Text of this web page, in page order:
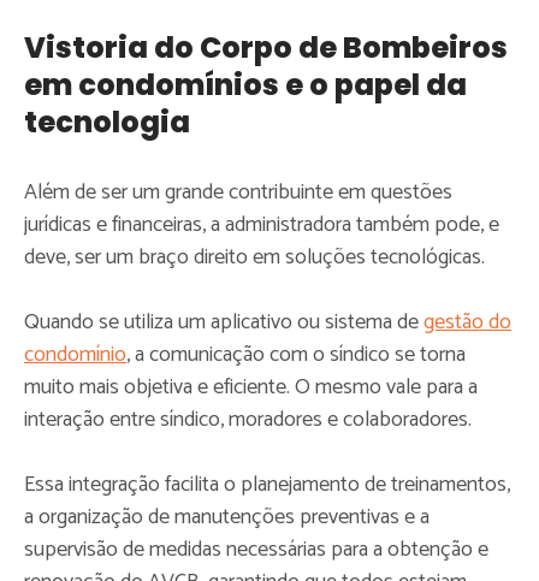
Vistoria do Corpo de Bombeiros
em condomínios e o papel da
tecnologia
Além de ser um grande contribuinte em questões
jurídicas e financeiras, a administradora também pode, e
deve, ser um braço direito em soluções tecnológicas.
Quando se utiliza um aplicativo ou sistema degestão do
condomínio, a comunicação com o síndico se torna
muito mais objetiva e eficiente. O mesmo vale para a
interação entre síndico, moradores e colaboradores.
Essa integração facilita o planejamento de treinamentos,
a organização de manutenções preventivas e a
supervisão de medidas necessárias para a obtenção e